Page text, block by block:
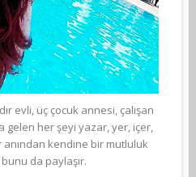
evli, üç çocuk annesi, çalışan
gelen her şeyi yazar, yer, içer,
anından kendine bir mutluluk
bunu da paylaşır.